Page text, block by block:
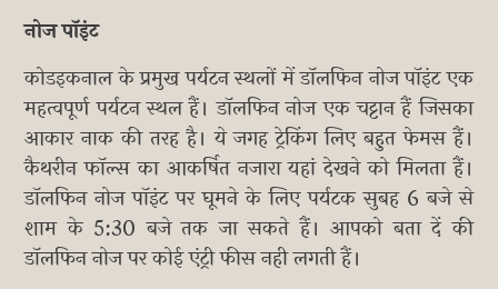
नोज पॉइंट
कोडइकनाल के प्रमुख पर्यटन स्थलों में डॉलफिन नोज पॉइंट एक
महत्वपूर्ण पर्यटन स्थल हैं। डॉलफिन नोज एक चट्टान हैं जिसका
आकार नाक की तरह है। ये जगह ट्रेकिंग लिए बहुत फेमस हैं।
कैथरीन फॉल्स का आकर्षित नजारा यहां देखने को मिलता हैं।
डॉलफिन नोज पॉइंट पर घूमने के लिए पर्यटक सुबह 6 बजे से
शाम के 5:30 बजे तक जा सकते हैं। आपको बता दें की
डॉलफिन नोज पर कोई एंट्री फीस नही लगती हैं।